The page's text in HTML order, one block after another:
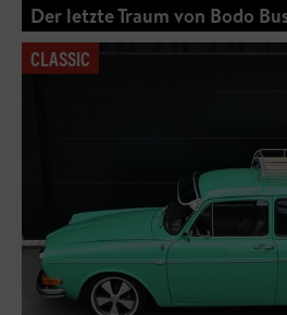
Der letzte Traum von Bodo
CLASSIC